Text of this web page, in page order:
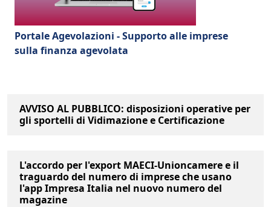
Portale Agevolazioni - Supporto alle imprese
sulla finanza agevolata
AVVISO AL PUBBLICO: disposizioni operative per
gli sportelli di Vidimazione e Certificazione
L'accordo per l'export MAECI-Unioncamere e il
traguardo del numero di imprese che usano
l'app Impresa Italia nel nuovo numero del
magazine